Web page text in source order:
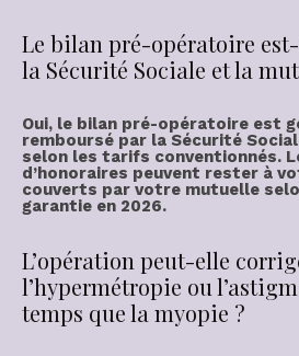
Le bilan pré-opératoire
la Sécurité Sociale et la
Oui, le bilan pré-opératoire est
remboursé par la Sécurité
selon les tarifs conventionnés.
d’honoraires peuvent rester à
couverts par votre mutuelle
garantie en 2026.
L’opération peut-elle
l’hypermétropie ou
temps que la myopie ?